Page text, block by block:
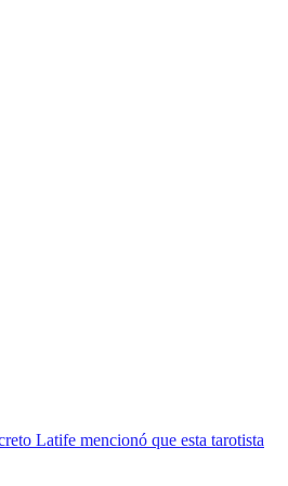
Latife mencionó que esta tarotista